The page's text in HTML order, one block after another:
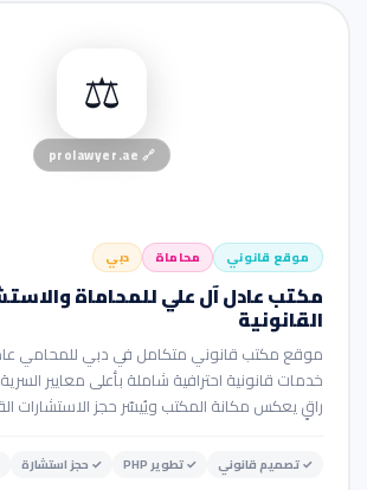
⚖️
🔗
موقع قانوني محاماة دبي
مكتب عادل آل علي للمحاماة
القانونية
موقع مكتب قانوني متكامل في دبي للمحامي
خدمات قانونية احترافية شاملة بأعلى معايير
راقٍ يعكس مكانة المكتب ويُيسّر حجز الاستشارات
✓تصميم قانوني ✓تطوير PHP ✓ حجز استشارة